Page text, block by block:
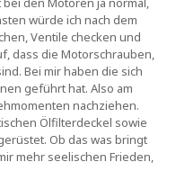
würde ich nach dem
Ventile checken und
dass die Motorschrauben,
Bei mir haben die sich
geführt hat. Also am
nachziehen.
Ölfilterdeckel sowie
Ob das was bringt
mehr seelischen Frieden,